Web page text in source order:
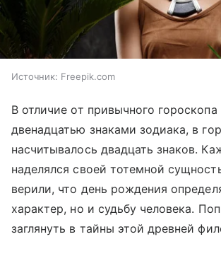
Источник: Freepik.com
В отличие от привычного гороскопа
двенадцатью знаками зодиака, в
насчитывалось двадцать знаков.
наделялся своей тотемной
верили, что день рождения
характер, но и судьбу человека.
заглянуть в тайны этой древней